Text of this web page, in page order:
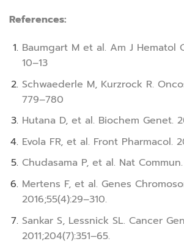
References:
Baumgart M et al. Am J Hematol
10–13
Schwaederle M, Kurzrock R.
779–780
Hutana D, et al. Biochem Genet.
Evola FR, et al. Front Pharmacol.
Chudasama P, et al. Nat Commun.
Mertens F, et al. Genes
2016;55(4):29–310.
Sankar S, Lessnick SL. Cancer
2011;204(7):351–65.